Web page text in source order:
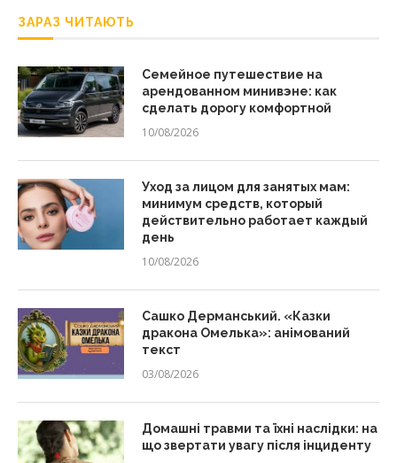
ЗАРАЗ ЧИТАЮТЬ
Семейное путешествие на
арендованном минивэне: как
сделать дорогу комфортной
10/08/2026
Уход за лицом для занятых мам:
минимум средств, который
действительно работает каждый
день
10/08/2026
Сашко Дерманський. «Казки
дракона Омелька»: анімований
текст
03/08/2026
Домашні травми та їхні наслідки: на
що звертати увагу після інциденту